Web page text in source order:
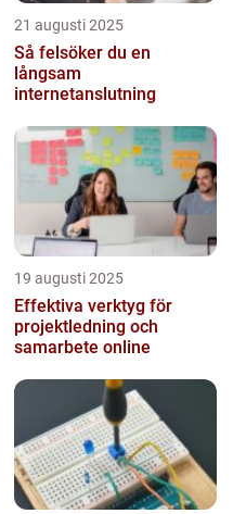
21 augusti 2025
Så felsöker du en
långsam
internetanslutning
19 augusti 2025
Effektiva verktyg för
projektledning och
samarbete online